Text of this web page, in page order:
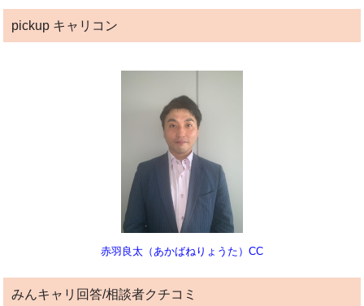
pickup キャリコン
赤羽良太（あかばねりょうた）CC
みんキャリ回答/相談者クチコミ